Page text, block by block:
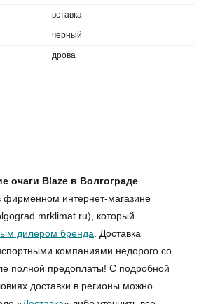
вставка
черный
дрова
очаги Blaze в Волгограде
фирменном интернет-магазине
который
дилером бренда . Доставка
компаниями недорого со
полной предоплаты! С подробной
доставки в регионы можно